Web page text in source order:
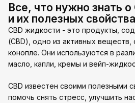
Все, что нужно знать
и их полезных
CBD жидкости - это продукты,
(CBD), одно из активных
конопле. Они используются в
масло, капли, кремы и вейп-
CBD известен своими полезными
помочь снять стресс, улучшить